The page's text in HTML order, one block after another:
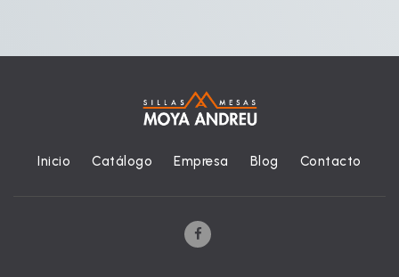
Inicio Catálogo Empresa Blog Contacto